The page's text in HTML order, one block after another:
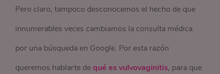
Pero claro, tampoco desconocemos el hecho de que
innumerables veces cambiamos la consulta médica
por una búsqueda en Google. Por esta razón
queremos hablarte dequé es vulvovaginitis, para que